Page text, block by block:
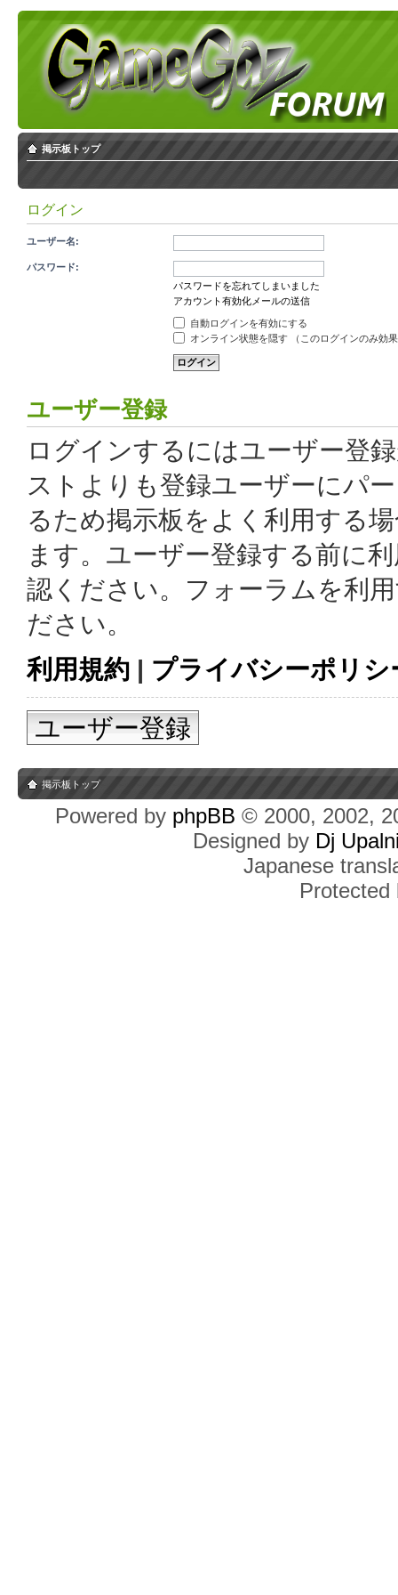
掲示板トップ
ログイン
ユーザー名:
パスワード:
パスワードを忘れてしまいました
アカウント有効化メールの送信
自動ログインを有効にする
オンライン状態を隠す （このログインのみ効
ユーザー登録
ログインするにはユーザー登
ストよりも登録ユーザーにパ
るため掲示板をよく利用する
ます。ユーザー登録する前に
認ください。フォーラムを利
ださい。
利用規約 | プライバシーポリシ
ユーザー登録
掲示板トップ
Powered by phpBB © 2000, 2002,
Designed by Dj
Japanese